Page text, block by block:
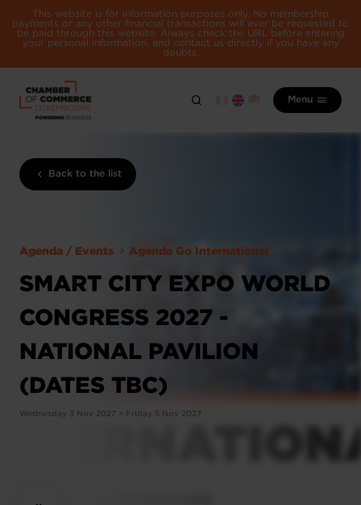
This website is for information purposes only. No membership
payments or any other financial transactions will ever be requested to
be paid through this website. Always check the URL before entering
your personal information, and contact us directly if you have any
doubts.
Menu
Back to the list
Agenda / Events Agenda Go International
SMART CITY EXPO WORLD
CONGRESS 2027 -
NATIONAL PAVILION
(DATES TBC)
Wednesday 3 Nov 2027 > Friday 5 Nov 2027